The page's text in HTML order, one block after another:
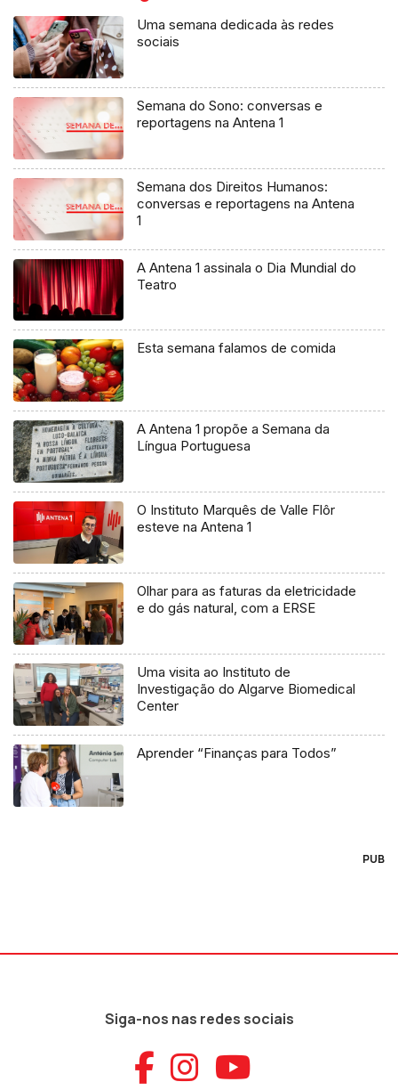
Uma semana dedicada às redes
sociais
Semana do Sono: conversas e
reportagens na Antena 1
Semana dos Direitos Humanos:
conversas e reportagens na Antena
1
A Antena 1 assinala o Dia Mundial do
Teatro
Esta semana falamos de comida
A Antena 1 propõe a Semana da
Língua Portuguesa
O Instituto Marquês de Valle Flôr
esteve na Antena 1
Olhar para as faturas da eletricidade
e do gás natural, com a ERSE
Uma visita ao Instituto de
Investigação do Algarve Biomedical
Center
Aprender “Finanças para Todos”
PUB
Siga-nos nas redes sociais
Aceder ao
Aceder ao
Aceder